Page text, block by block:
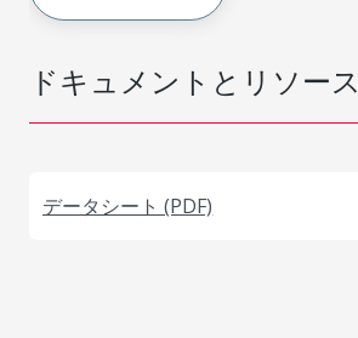
ドキュメントとリソース
データシート (PDF)